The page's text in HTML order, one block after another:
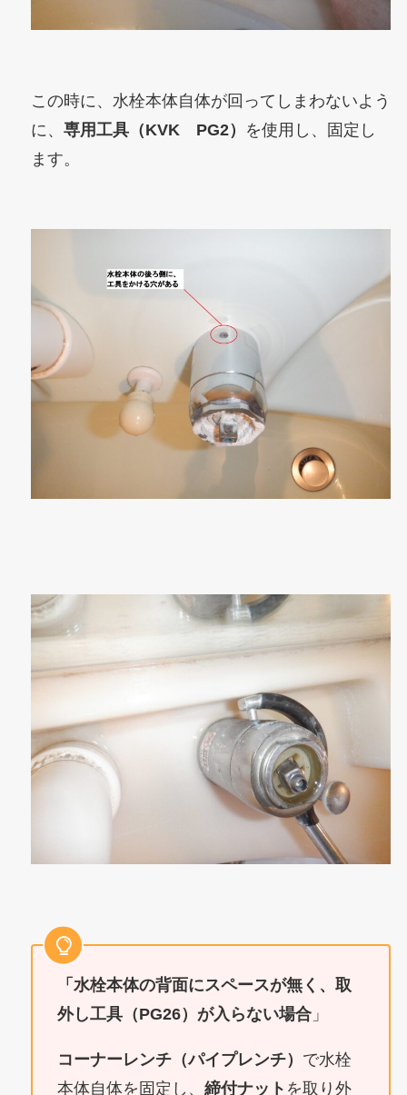
この時に、水栓本体自体が回ってしまわないよう
に、 専用工具（KVK PG2）
を使用し、固定し
ます。
「水栓本体の背面にスペースが無く、取
外し工具（PG26）が入らない場合」
コーナーレンチ（パイプレンチ） で水栓
本体自体を固定し、 締付ナット を取り外